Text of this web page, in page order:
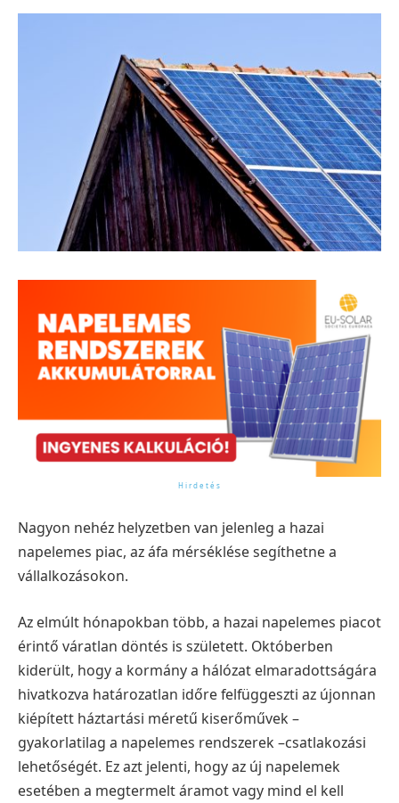
Nagyon nehéz helyzetben van jelenleg a hazai
napelemes piac, az áfa mérséklése segíthetne a
vállalkozásokon.
Az elmúlt hónapokban több, a hazai napelemes piacot
érintő váratlan döntés is született. Októberben
kiderült, hogy a kormány a hálózat elmaradottságára
hivatkozva határozatlan időre felfüggeszti az újonnan
kiépített háztartási méretű kiserőművek –
gyakorlatilag a napelemes rendszerek –csatlakozási
lehetőségét. Ez azt jelenti, hogy az új napelemek
esetében a megtermelt áramot vagy mind el kell